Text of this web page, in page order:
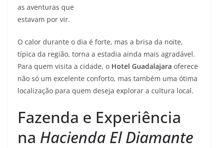
as aventuras que
estavam por vir.
O calor durante o dia é forte, mas a brisa da noite,
típica da região, torna a estadia ainda mais agradável.
Para quem visita a cidade, o Hotel Guadalajara oferece
não só um excelente conforto, mas também uma ótima
localização para quem deseja explorar a cultura local.
Fazenda e Experiência
na Hacienda El Diamante